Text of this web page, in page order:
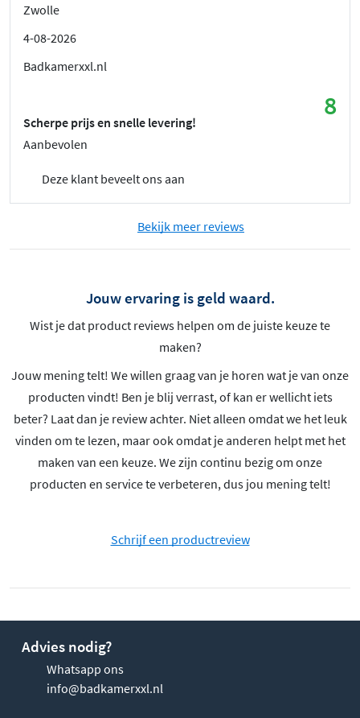
Zwolle
4-08-2026
Badkamerxxl.nl
8
Scherpe prijs en snelle levering!
Aanbevolen
Deze klant beveelt ons aan
Bekijk meer reviews
Jouw ervaring is geld waard.
Wist je dat product reviews helpen om de juiste keuze te
maken?
Jouw mening telt! We willen graag van je horen wat je van onze
producten vindt! Ben je blij verrast, of kan er wellicht iets
beter? Laat dan je review achter. Niet alleen omdat we het leuk
vinden om te lezen, maar ook omdat je anderen helpt met het
maken van een keuze. We zijn continu bezig om onze
producten en service te verbeteren, dus jou mening telt!
Schrijf een productreview
Advies nodig?
Whatsapp ons
info@badkamerxxl.nl